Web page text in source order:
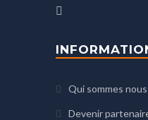
Qui sommes nous
Devenir